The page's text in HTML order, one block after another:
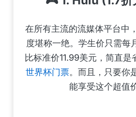
在所有主流的流媒体平台中
度堪称一绝。学生价只需每
比标准价11.99美元，简直是
世界杯门票。而且，只要你
能享受这个超值